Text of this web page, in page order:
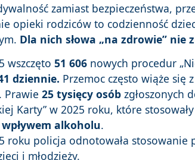
zamiast bezpieczeństwa,
opieki rodziców to codzienność
Dla nich słowa „na zdrowie” nie
wszczęto 51 606nowych procedur
dziennie. Przemoc często wiąże się
Prawie 25 tysięcy osóbzgłoszonych
Karty” w 2025 roku, które stosowały
alkoholu.
roku policja odnotowała stosowanie
i młodzieży.